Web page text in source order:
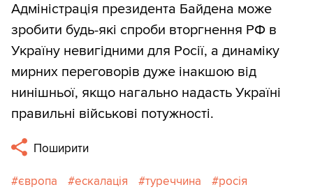
Адміністрація президента Байдена може
зробити будь-які спроби вторгнення РФ в
Україну невигідними для Росії, а динаміку
мирних переговорів дуже інакшою від
нинішньої, якщо нагально надасть Україні
правильні військові потужності.
Поширити
європа ескалація туреччина
росія